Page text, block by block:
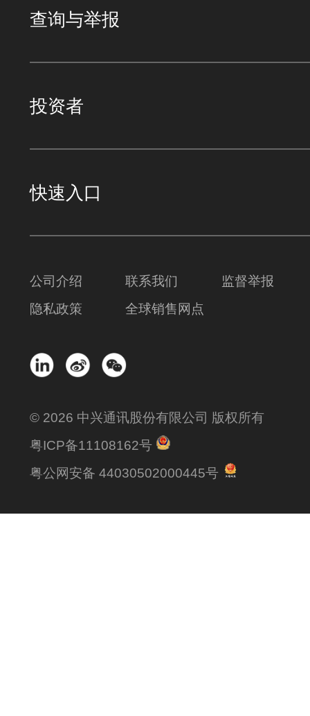
查询与举报
投资者
快速入口
公司介绍 联系我们
监督举报
隐私政策
全球销售网点
© 2026 中兴通讯股份有限公司 版权所有
粤ICP备11108162号
粤公网安备 44030502000445号